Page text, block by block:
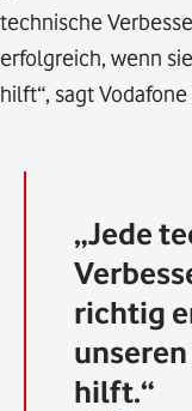
technische
erfolgreich, wenn
hilft“, sagt
Jede
richtig
hilft.